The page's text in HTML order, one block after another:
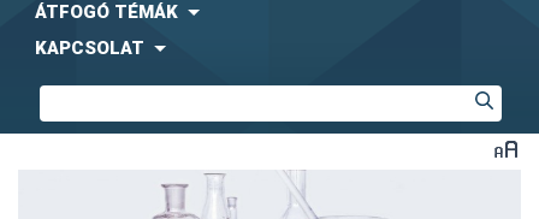
ÁTFOGÓ TÉMÁK
KAPCSOLAT